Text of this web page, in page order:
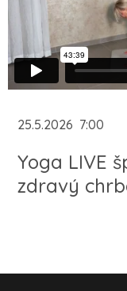
25.5.2026 7:00
Yoga LIVE
zdravý